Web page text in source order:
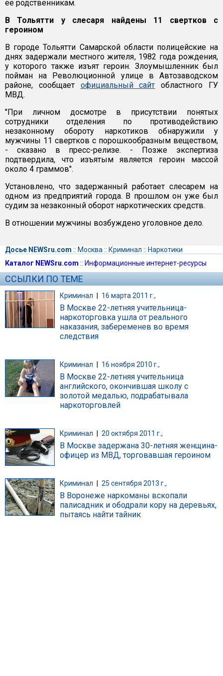
ее родственникам.
В Тольятти у слесаря найдены 11 свертков с
героином
В городе Тольятти Самарской области полицейские на
днях задержали местного жителя, 1982 года рождения,
у которого также изъят героин. Злоумышленник был
пойман на Революционной улице в Автозаводском
районе, сообщает официальный сайт областного ГУ
МВД.
"При личном досмотре в присутствии понятых
сотрудники отделения по противодействию
незаконному обороту наркотиков обнаружили у
мужчины 11 свертков с порошкообразным веществом,
- сказано в пресс-релизе. - Позже экспертиза
подтвердила, что изъятым является героин массой
около 4 граммов".
Установлено, что задержанный работает слесарем на
одном из предприятий города. В прошлом он уже был
судим за незаконный оборот наркотических средств.
В отношении мужчины возбуждено уголовное дело.
Досье NEWSru.com :: Москва :: Криминал :: Наркотики
Каталог NEWSru.com :: Информационные интернет-ресурсы
ССЫЛКИ ПО ТЕМЕ
Криминал | 16 марта 2011 г.,
В Москве 22-летняя учительница-
наркоторговка ушла от реального
наказания, забеременев во время
следствия
Криминал 16 ноября 2010 г.,
В Москве 22-летняя учительница
английского, окончившая школу с
золотой медалью, подрабатывала
наркоторговлей
Криминал 20 октября 2011 г.,
В Москве задержана 30-летняя женщина-
офицер из МВД, торговавшая героином
Криминал 25 сентября 2013 г.,
В Воронеже наркоманы вскопали
палисадник и ободрали кору на деревьях,
пытаясь найти тайник